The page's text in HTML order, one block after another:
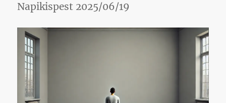
Napikispest 2025/06/19